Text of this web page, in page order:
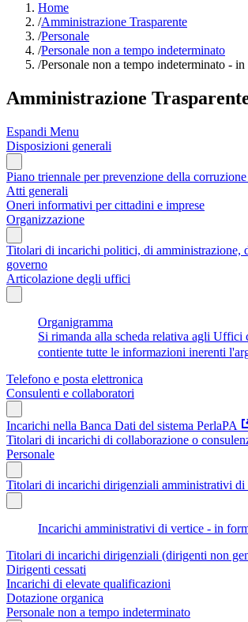
Home
/Amministrazione Trasparente
/Personale
/Personale non a tempo indeterminato
/Personale non a tempo indeterminato -
Amministrazione
Espandi Menu
Disposizioni generali
Piano triennale per prevenzione della corruzione
Atti generali
Oneri informativi per cittadini e imprese
Organizzazione
Titolari di incarichi politici, di amministrazione,
governo
Articolazione degli uffici
Organigramma
Si rimanda alla scheda relativa agli Uffici
contiente tutte le informazioni inerenti
Telefono e posta elettronica
Consulenti e collaboratori
Incarichi nella Banca Dati del sistema PerlaPA
Titolari di incarichi di collaborazione o
Personale
Titolari di incarichi dirigenziali amministrativi di
Incarichi amministrativi di vertice - in
Titolari di incarichi dirigenziali (dirigenti non
Dirigenti cessati
Incarichi di elevate qualificazioni
Dotazione organica
Personale non a tempo indeterminato